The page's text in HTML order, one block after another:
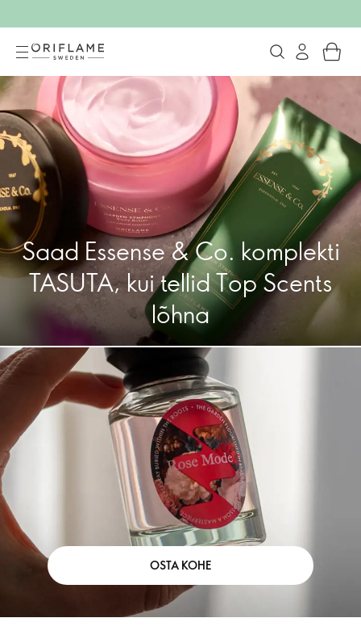
Oriflame Cosmetics
Saad Essense & Co. komplekti
TASUTA, kui tellid Top Scents
lõhna
OSTA KOHE